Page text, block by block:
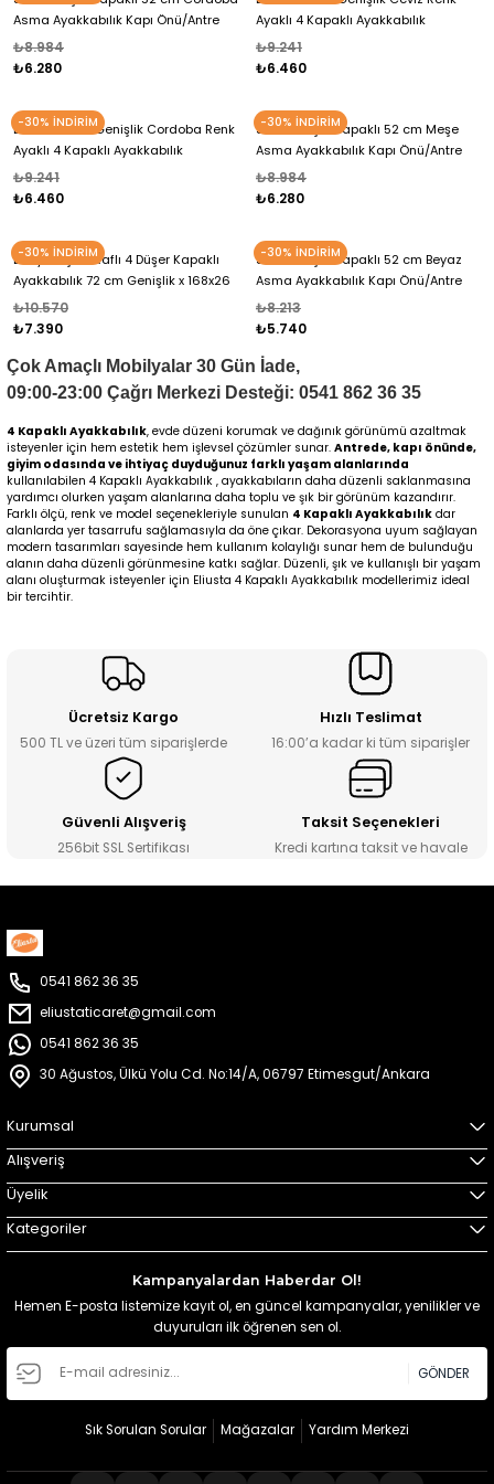
Asma Ayakkabılık Kapı Önü/Antre
52x156x26 cm Ayakkabılık
₺6.280
₺8.984
Ayaklı 4 Kapaklı Ayakkabılık
52x168x26 cm Ayakkabılık
₺6.460
₺9.241
-30% İNDİRİM
Elenio 52 cm Genişlik Cordoba Renk
Ayaklı 4 Kapaklı Ayakkabılık
52x168x26 cm Ayakkabılık
₺6.460
₺9.241
-30% İNDİRİM
Slim 4 Düşer Kapaklı 52 cm Meşe
Asma Ayakkabılık Kapı Önü/Antre
52x156x26 cm Ayakkabılık
₺6.280
₺8.984
-30% İNDİRİM
Berry Meşe 8 Raflı 4 Düşer Kapaklı
Ayakkabılık 72 cm Genişlik x 168x26
cm Ayakkabılık
₺7.390
₺10.570
-30% İNDİRİM
Slim 4 Düşer Kapaklı 52 cm Beyaz
Asma Ayakkabılık Kapı Önü/Antre
52x156x26 cm Ayakkabılık
₺5.740
₺8.213
Çok Amaçlı Mobilyalar 30 Gün İade,
09:00-23:00 Çağrı Merkezi Desteği: 0541 862 36 35
4 Kapaklı Ayakkabılık, evde düzeni korumak ve dağınık görünümü azaltmak
isteyenler için hem estetik hem işlevsel çözümler sunar. Antrede, kapı önünde,
giyim odasında ve ihtiyaç duyduğunuz farklı yaşam alanlarında
kullanılabilen 4 Kapaklı Ayakkabılık , ayakkabıların daha düzenli saklanmasına
yardımcı olurken yaşam alanlarına daha toplu ve şık bir görünüm kazandırır.
Farklı ölçü, renk ve model seçenekleriyle sunulan 4 Kapaklı Ayakkabılık dar
alanlarda yer tasarrufu sağlamasıyla da öne çıkar. Dekorasyona uyum sağlayan
modern tasarımları sayesinde hem kullanım kolaylığı sunar hem de bulunduğu
alanın daha düzenli görünmesine katkı sağlar. Düzenli, şık ve kullanışlı bir yaşam
alanı oluşturmak isteyenler için Eliusta 4 Kapaklı Ayakkabılık modellerimiz ideal
bir tercihtir.
Ücretsiz Kargo
500 TL ve üzeri tüm siparişlerde
Hızlı Teslimat
16:00’a kadar ki tüm siparişler
Güvenli Alışveriş
256bit SSL Sertifikası
Taksit Seçenekleri
Kredi kartına taksit ve havale
0541 862 36 35
eliustaticaret@gmail.com
0541 862 36 35
30 Ağustos, Ülkü Yolu Cd. No:14/A, 06797 Etimesgut/Ankara
Kurumsal
Alışveriş
Üyelik
Kategoriler
Kampanyalardan Haberdar Ol!
Hemen E-posta listemize kayıt ol, en güncel kampanyalar, yenilikler ve
duyuruları ilk öğrenen sen ol.
GÖNDER
Sık Sorulan Sorular Mağazalar Yardım Merkezi